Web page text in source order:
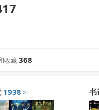
收藏368
1938 > 书